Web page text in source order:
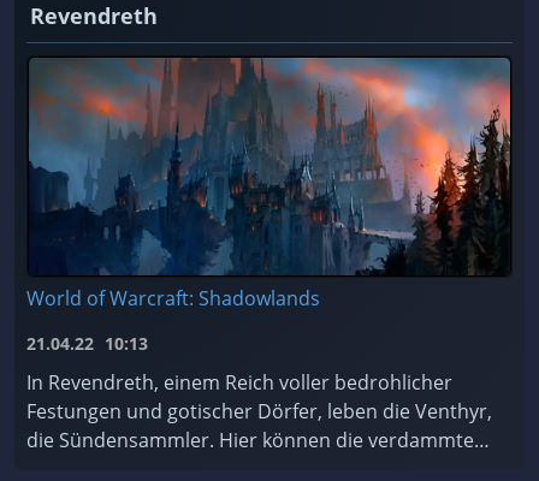
Revendreth
World of Warcraft: Shadowlands
21.04.22 10:13
In Revendreth, einem Reich voller bedrohlicher
Festungen und gotischer Dörfer, leben die Venthyr,
die Sündensammler. Hier können die verdammten